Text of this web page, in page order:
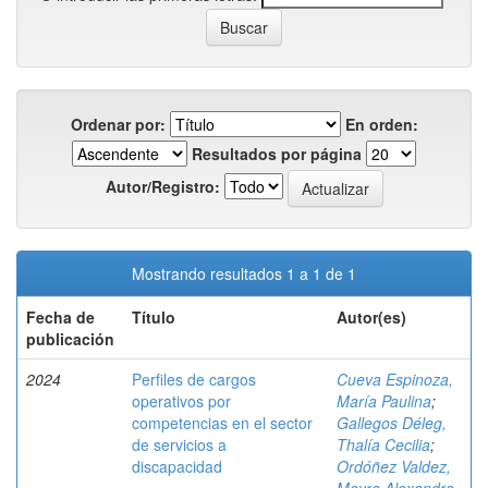
Ordenar por:
En orden:
Resultados por página
Autor/Registro:
Mostrando resultados 1 a 1 de 1
Fecha de
publicación
Título Autor(es)
2024
Perfiles de cargos
operativos por
competencias en el sector
de servicios a
discapacidad
Cueva Espinoza,
María Paulina;
Gallegos Déleg,
Thalía Cecilia;
Ordóñez Valdez,